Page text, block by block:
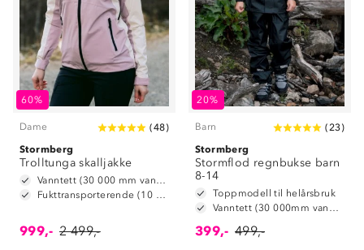
60%
Dame (48)
Stormberg
Trolltunga skalljakke
Vanntett (30 000 mm vannsøyle)
Fukttransporterende (10 000 g/m2/24t)
999,- 2 499,-
20%
Barn (23)
Stormberg
Stormflod regnbukse barn
8-14
Toppmodell til helårsbruk
Vanntett (30 000mm vannsøyle)
399,- 499,-